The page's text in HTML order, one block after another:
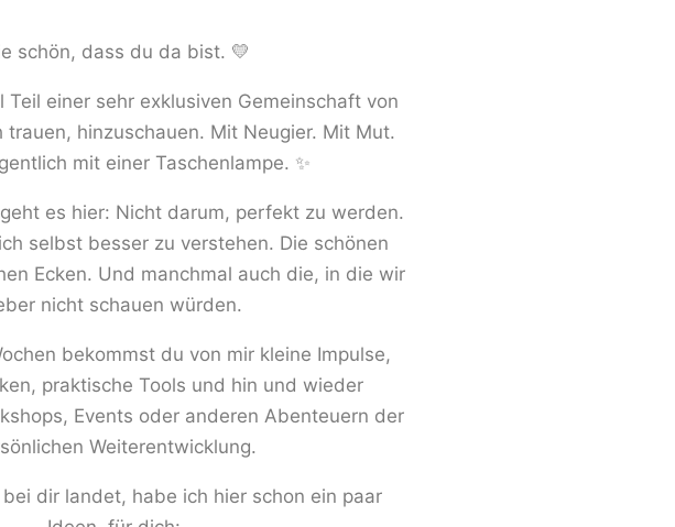
schön, dass du da bist. 💛
einer sehr exklusiven Gemeinschaft von
trauen, hinzuschauen. Mit Neugier. Mit Mut.
mit einer Taschenlampe. ✨
es hier: Nicht darum, perfekt zu werden.
selbst besser zu verstehen. Die schönen
Ecken. Und manchmal auch die, in die wir
nicht schauen würden.
bekommst du von mir kleine Impulse,
praktische Tools und hin und wieder
Events oder anderen Abenteuern der
Weiterentwicklung.
dir landet, habe ich hier schon ein paar